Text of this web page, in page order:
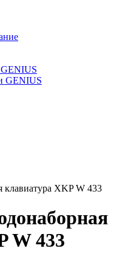
GENIUS
клавиатура XKP W 433
W 433